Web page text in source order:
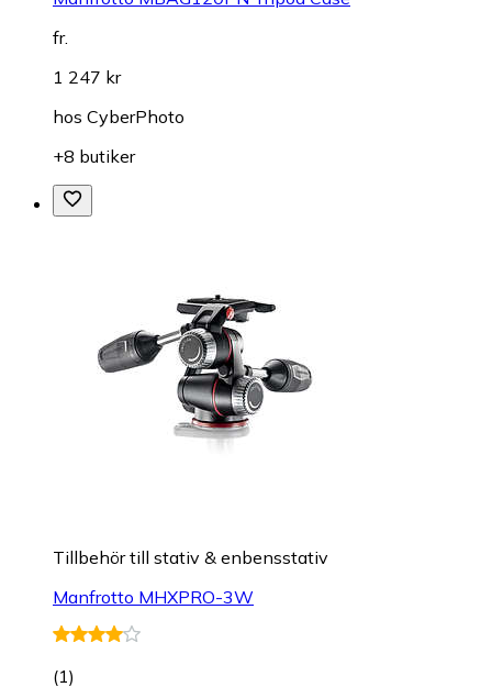
fr.
1 247 kr
hos CyberPhoto
+8 butiker
Tillbehör till stativ & enbensstativ
Manfrotto MHXPRO-3W
(1)